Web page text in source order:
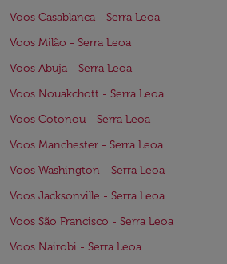
Voos Casablanca - Serra Leoa
Voos Milão - Serra Leoa
Voos Abuja - Serra Leoa
Voos Nouakchott - Serra Leoa
Voos Cotonou - Serra Leoa
Voos Manchester - Serra Leoa
Voos Washington - Serra Leoa
Voos Jacksonville - Serra Leoa
Voos São Francisco - Serra Leoa
Voos Nairobi - Serra Leoa